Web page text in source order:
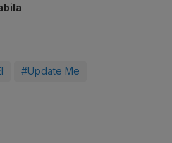
#Update Me